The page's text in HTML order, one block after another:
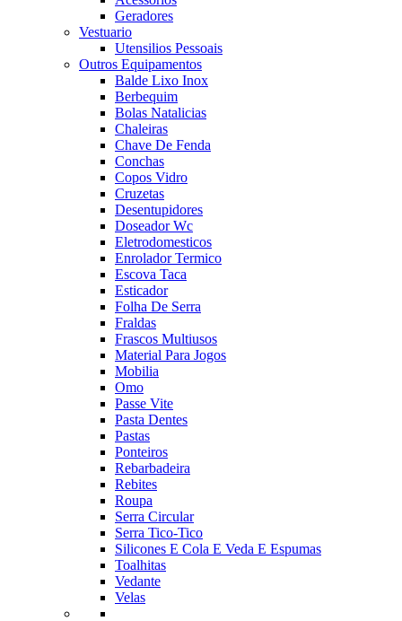
Geradores
Vestuario
Utensilios Pessoais
Outros Equipamentos
Balde Lixo Inox
Berbequim
Bolas Natalicias
Chaleiras
Chave De Fenda
Conchas
Copos Vidro
Cruzetas
Desentupidores
Doseador Wc
Eletrodomesticos
Enrolador Termico
Escova Taca
Esticador
Folha De Serra
Fraldas
Frascos Multiusos
Material Para Jogos
Mobilia
Omo
Passe Vite
Pasta Dentes
Pastas
Ponteiros
Rebarbadeira
Rebites
Roupa
Serra Circular
Serra Tico-Tico
Silicones E Cola E Veda E Espumas
Toalhitas
Vedante
Velas